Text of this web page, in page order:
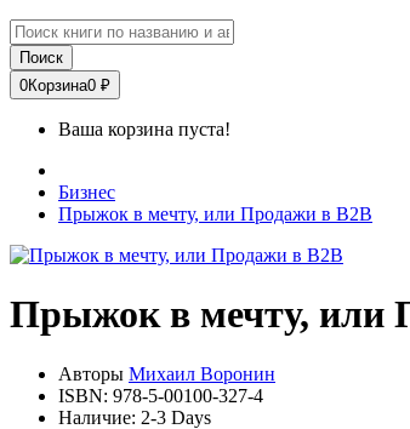
Поиск
0Корзина0 ₽
Ваша корзина пуста!
Бизнес
Прыжок в мечту, или Продажи в B2B
Прыжок в мечту, или
Авторы Михаил Воронин
ISBN: 978-5-00100-327-4
Наличие: 2-3 Days